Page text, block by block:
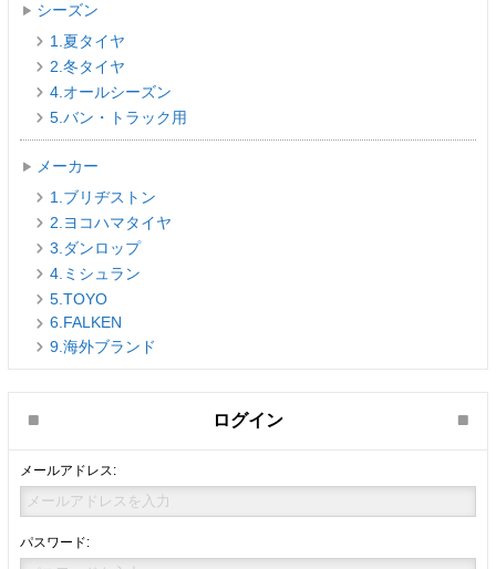
シーズン
1.夏タイヤ
2.冬タイヤ
4.オールシーズン
5.バン・トラック用
メーカー
1.ブリヂストン
2.ヨコハマタイヤ
3.ダンロップ
4.ミシュラン
5.TOYO
6.FALKEN
9.海外ブランド
ログイン
メールアドレス:
パスワード: